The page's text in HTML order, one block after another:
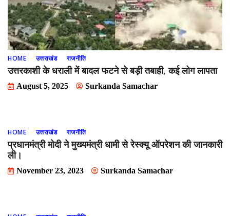
HOME उत्तराखंड राजनीति
उत्तरकाशी के धराली में बादल फटने से बड़ी तबाही, कई लोग लापता
August 5, 2025 Surkanda Samachar
HOME उत्तराखंड राजनीति
प्रधानमंत्री मोदी ने मुख्यमंत्री धामी से रेस्क्यू ऑपरेशन की जानकारी
ली।
November 23, 2023 Surkanda Samachar